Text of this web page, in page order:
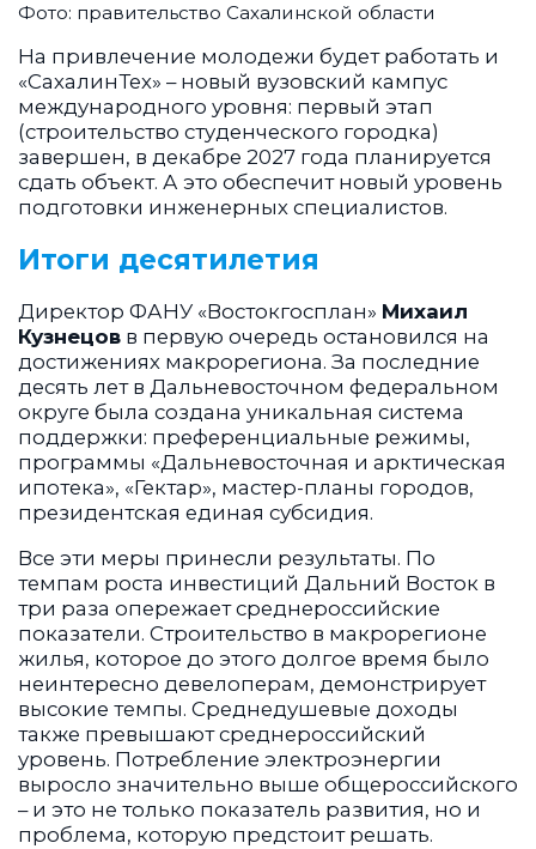
Фото: правительство Сахалинской области
На привлечение молодежи будет работать и
«СахалинТех» – новый вузовский кампус
международного уровня: первый этап
(строительство студенческого городка)
завершен, в декабре 2027 года планируется
сдать объект. А это обеспечит новый уровень
подготовки инженерных специалистов.
Итоги десятилетия
Директор ФАНУ «Востокгосплан» Михаил
Кузнецов в первую очередь остановился на
достижениях макрорегиона. За последние
десять лет в Дальневосточном федеральном
округе была создана уникальная система
поддержки: преференциальные режимы,
программы «Дальневосточная и арктическая
ипотека», «Гектар», мастер-планы городов,
президентская единая субсидия.
Все эти меры принесли результаты. По
темпам роста инвестиций Дальний Восток в
три раза опережает среднероссийские
показатели. Строительство в макрорегионе
жилья, которое до этого долгое время было
неинтересно девелоперам, демонстрирует
высокие темпы. Среднедушевые доходы
также превышают среднероссийский
уровень. Потребление электроэнергии
выросло значительно выше общероссийского
– и это не только показатель развития, но и
проблема, которую предстоит решать.